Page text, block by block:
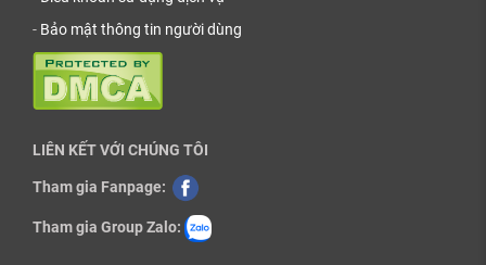
- Bảo mật thông tin người dùng
LIÊN KẾT VỚI CHÚNG TÔI
Tham gia Fanpage:
Tham gia Group Zalo: